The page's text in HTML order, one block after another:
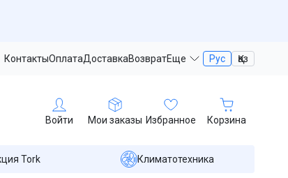
КонтактыОплатаДоставкаВозвратЕще Рус Қаз
Войти Мои заказы Избранное Корзина
Tork Климатотехника